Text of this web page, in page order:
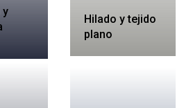
y
Hilado y tejido
plano